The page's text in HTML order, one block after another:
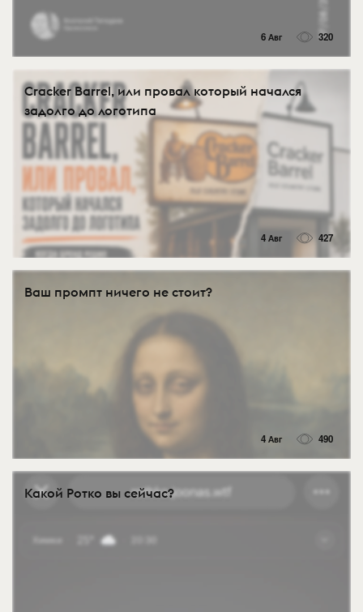
6 Авг 320
Cracker Barrel, или провал который начался
задолго до логотипа
4 Авг 427
Ваш промпт ничего не стоит?
4 Авг 490
Какой Ротко вы сейчас?